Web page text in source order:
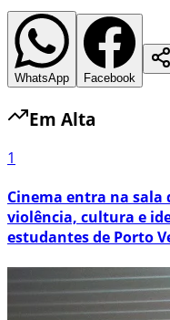
WhatsApp Facebook
Em Alta
1
Cinema entra na sala
violência, cultura e
estudantes de Porto